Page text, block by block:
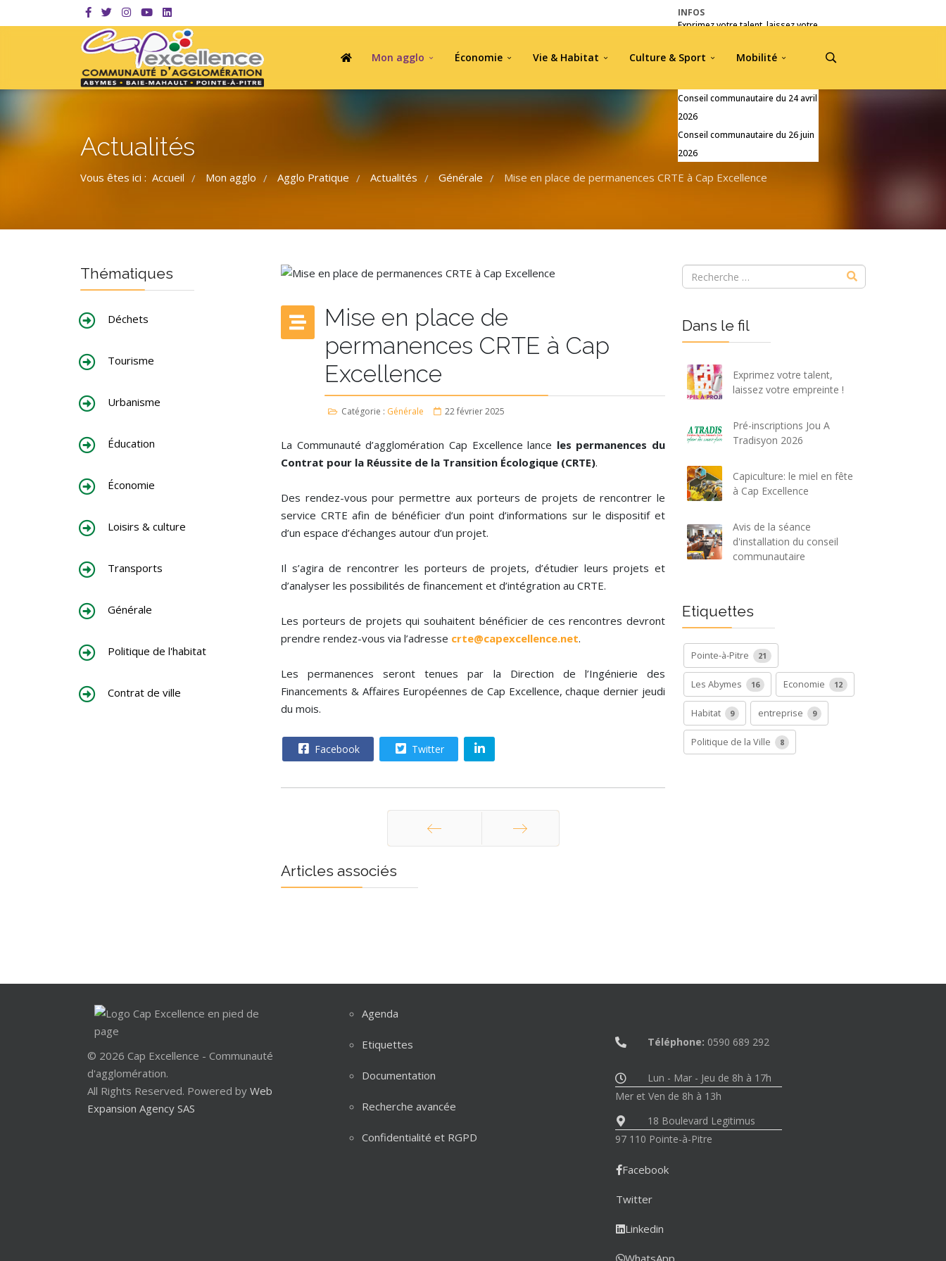
INFOS
Exprimez votre talent, laissez votre
Pré-inscriptions Jou A Tradisyon
Conseil communautaire du 24 avril
2026
Conseil communautaire du 26 juin
2026
Mon agglo Économie Vie & Habitat Culture & Sport Mobilité
Actualités
Vous êtes ici : Accueil / Mon agglo / Agglo Pratique / Actualités / Générale / Mise en place de permanences CRTE à Cap Excellence
Thématiques
Déchets
Tourisme
Urbanisme
Éducation
Économie
Loisirs & culture
Transports
Générale
Politique de l'habitat
Contrat de ville
Mise en place de
permanences CRTE à Cap
Excellence
Catégorie : Générale 22 février 2025
La Communauté d’agglomération Cap Excellence lance les permanences du
Contrat pour la Réussite de la Transition Écologique (CRTE).
Des rendez-vous pour permettre aux porteurs de projets de rencontrer le
service CRTE afin de bénéficier d’un point d’informations sur le dispositif et
d’un espace d’échanges autour d’un projet.
Il s’agira de rencontrer les porteurs de projets, d’étudier leurs projets et
d’analyser les possibilités de financement et d’intégration au CRTE.
Les porteurs de projets qui souhaitent bénéficier de ces rencontres devront
prendre rendez-vous via l’adresse crte@capexcellence.net.
Les permanences seront tenues par la Direction de l’Ingénierie des
Financements & Affaires Européennes de Cap Excellence, chaque dernier jeudi
du mois.
Facebook Twitter
Articles associés
Dans le fil
Exprimez votre talent,
laissez votre empreinte !
Pré-inscriptions Jou A
Tradisyon 2026
Capiculture: le miel en fête
à Cap Excellence
Avis de la séance
d'installation du conseil
communautaire
Etiquettes
Pointe-à-Pitre 21
Les Abymes 16 Economie 12
Habitat 9 entreprise 9
Politique de la Ville 8
© 2026 Cap Excellence - Communauté
d'agglomération.
All Rights Reserved. Powered by Web
Expansion Agency SAS
Agenda
Etiquettes
Documentation
Recherche avancée
Confidentialité et RGPD
Téléphone: 0590 689 292
Lun - Mar - Jeu de 8h à 17h
Mer et Ven de 8h à 13h
18 Boulevard Legitimus
97 110 Pointe-à-Pitre
Facebook
Twitter
Linkedin